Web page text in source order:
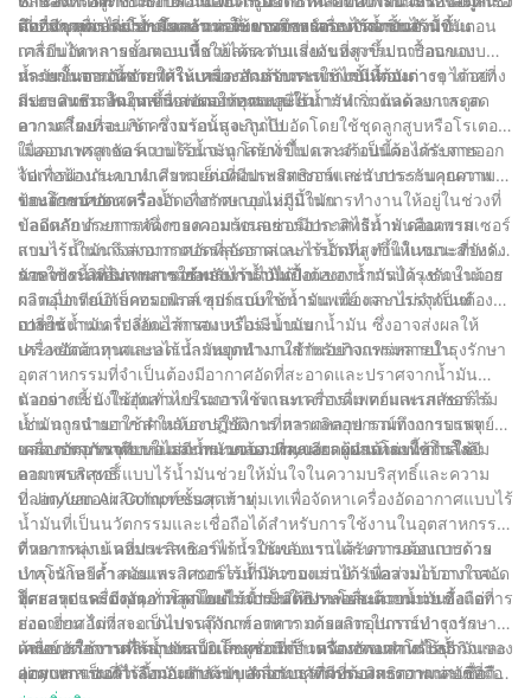
ลึกที่มีคุณค่าเกี่ยวกับโลกอันน่าทึ่งของการอัดอากาศแบบไร้น้ำมัน
เกี่ยวกับคุณประโยชน์และการใช้งานของเครื่องอัดอากาศ
ติดอื่นๆ เพื่อลดแรงเสียดทานและการสึกหรอระหว่างชิ้นส่วนที่
เคลื่อนไหว การออกแบบนี้ช่วยลดความเสี่ยงของการปนเปื้อนของ
น้ำมันในอากาศอัด ทำให้เหมาะสำหรับการใช้งานที่ต้องการอากาศที่
สะอาด เช่น ในอุตสาหกรรมอาหารและยา
นอกจากการไม่มีน้ำมันแล้ว คอมเพรสเซอร์แบบไร้น้ำมันยังมีขั้นตอน
การบีบอัดหลายขั้นตอนเพื่อให้ได้ระดับแรงดันที่สูงขึ้น การออกแบบ
หลายขั้นตอนนี้ช่วยให้ระบายความร้อนระหว่างขั้นตอนต่างๆ ได้อย่าง
มีประสิทธิภาพมากขึ้น ส่งผลให้อุณหภูมิในการทำงานลดลง และลด
ความเสี่ยงที่จะเกิดความร้อนสูงเกินไป
กระบวนการอัดอากาศในเครื่องอัดอากาศแบบไม่มีน้ำมัน
กระบวนการอัดในเครื่องอัดอากาศแบบไร้น้ำมันเริ่มต้นด้วยการดูด
อากาศโดยรอบเข้า ซึ่งจากนั้นจะถูกบีบอัดโดยใช้ชุดลูกสูบหรือโรเตอร์
เมื่ออากาศถูกอัด ความร้อนจะถูกสร้างขึ้น และจำเป็นต้องกระจายออก
ไปเพื่อป้องกันความเสียหายต่อคอมเพรสเซอร์และรับประกันคุณภาพ
ของอากาศอัด
ในคอมเพรสเซอร์แบบไร้น้ำมัน โดยทั่วไปความร้อนนี้จะได้รับการ
จัดการผ่านระบบทำความเย็นที่มีประสิทธิภาพ เช่น การระบายความ
ร้อนด้วยอากาศหรือน้ำ เพื่อรักษาอุณหภูมิในการทำงานให้อยู่ในช่วงที่
ปลอดภัย ด้วยการจัดการความร้อนอย่างมีประสิทธิภาพ คอมเพรสเซอร์
แบบไร้น้ำมันจึงสามารถบรรลุอัตราส่วนการอัดที่สูงขึ้นในขณะที่ยังคง
รักษาประสิทธิภาพการใช้พลังงานไว้ได้
ประโยชน์ของเครื่องอัดอากาศแบบไม่มีน้ำมัน
ข้อดีหลักประการหนึ่งของคอมเพรสเซอร์อากาศไร้น้ำมันคือความ
สามารถในการส่งอากาศอัดที่สะอาดและไร้น้ำมัน ทำให้เหมาะสำหรับ
การใช้งานที่ไม่สามารถยอมรับการปนเปื้อนของน้ำมันได้ เช่น ในการ
ผลิตอุปกรณ์อิเล็กทรอนิกส์ อุปกรณ์ทางการแพทย์ และบรรจุภัณฑ์
อาหาร
นอกจากนี้ คอมเพรสเซอร์แบบไร้น้ำมันยังต้องการการบำรุงรักษาน้อย
กว่าเมื่อเทียบกับคอมเพรสเซอร์แบบใช้น้ำมัน เนื่องจากไม่จำเป็นต้อง
เปลี่ยนน้ำมัน เปลี่ยนไส้กรอง หรือระบบแยกน้ำมัน ซึ่งอาจส่งผลให้
ประหยัดต้นทุนและลดเวลาหยุดทำงานสำหรับกิจกรรมการบำรุงรักษา
การใช้งานเครื่องอัดอากาศแบบไม่มีน้ำมัน
เครื่องอัดอากาศแบบไร้น้ำมันถูกนำมาใช้กันอย่างแพร่หลายใน
อุตสาหกรรมที่จำเป็นต้องมีอากาศอัดที่สะอาดและปราศจากน้ำมัน
ตัวอย่างเช่น ในอุตสาหกรรมอาหารและเครื่องดื่ม คอมเพรสเซอร์ไร้
น้ำมันถูกนำมาใช้สำหรับการใช้งานที่หลากหลาย รวมถึงการบรรจุ
ขวด การบรรจุหีบห่อ และกระบวนการผสมและผสมโดยใช้กำลังลม
นอกจากนี้ ยังใช้กันทั่วไปในการใช้งานทางการแพทย์และเภสัชกรรม
เช่น การจ่ายอากาศในห้องปฏิบัติการ การผลิตอุปกรณ์ทางการแพทย์
และบรรจุภัณฑ์ยา ในสภาพแวดล้อมที่ละเอียดอ่อนเหล่านี้ การใช้
คอมเพรสเซอร์แบบไร้น้ำมันช่วยให้มั่นใจในความบริสุทธิ์และความ
ปลอดภัยของผลิตภัณฑ์ขั้นสุดท้าย
เครื่องอัดอากาศแบบไม่มีน้ำมันของ Jinyuan: ผู้นำด้านเทคโนโลยี
อากาศบริสุทธิ์
ที่ Jinyuan Air Compressor เราทุ่มเทเพื่อจัดหาเครื่องอัดอากาศแบบไร้
น้ำมันที่เป็นนวัตกรรมและเชื่อถือได้สำหรับการใช้งานในอุตสาหกรรม
ที่หลากหลาย คอมเพรสเซอร์ไร้น้ำมันของเราได้รับการออกแบบด้วย
เทคโนโลยีล้ำสมัยและวิศวกรรมที่มีความแม่นยำ เพื่อส่งมอบอากาศอัด
ที่สะอาดและมีคุณภาพสูงโดยไม่จำเป็นต้องหล่อลื่นด้วยน้ำมัน
ด้วยการมุ่งเน้นที่ประสิทธิภาพการใช้พลังงานและความต้องการการ
บำรุงรักษาต่ำ คอมเพรสเซอร์ไร้น้ำมันของเราได้รับความไว้วางใจจาก
อุตสาหกรรมต่างๆ ทั่วโลกในด้านประสิทธิภาพและความน่าเชื่อถือที่
ยอดเยี่ยม ไม่ว่าจะเป็นบรรจุภัณฑ์อาหาร การผลิตอุปกรณ์ทางการ
แพทย์ หรือการผลิตอุปกรณ์อิเล็กทรอนิกส์ เครื่องอัดอากาศไร้น้ำมันของ
Jinyuan เป็นตัวเลือกอันดับต้นๆ สำหรับธุรกิจที่ต้องการอากาศอัดที่
โดยสรุป เครื่องอัดอากาศแบบไร้น้ำมันให้ประโยชน์มากมาย ตั้งแต่การ
ส่งอากาศอัดที่สะอาดไปจนถึงการลดความต้องการในการบำรุงรักษา
ด้วยการใช้งานที่หลากหลายและความก้าวหน้าทางเทคโนโลยี
คอมเพรสเซอร์ไร้น้ำมันกำลังขับเคลื่อนนวัตกรรมและความน่าเชื่อถือ
เครื่องอัดอากาศไร้น้ำมันเป็นโซลูชั่นที่เป็นนวัตกรรมสำหรับธุรกิจและ
อุตสาหกรรมที่กำลังมองหาระบบอัดอากาศที่มีประสิทธิภาพและเชื่อถือ